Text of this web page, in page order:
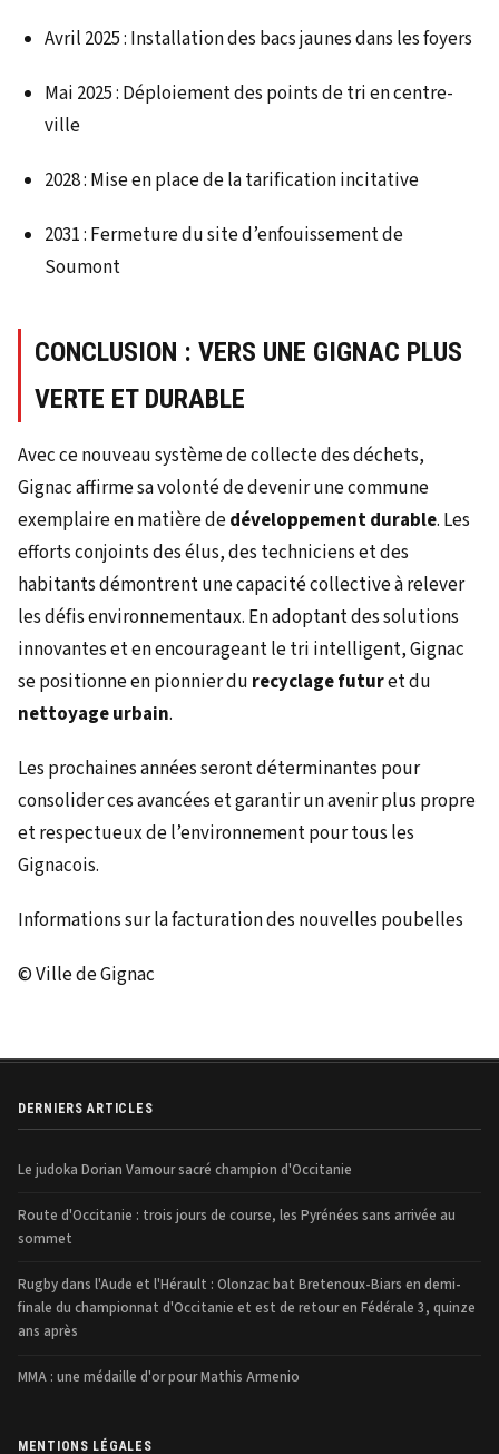
Avril 2025 : Installation des bacs jaunes dans les foyers
Mai 2025 : Déploiement des points de tri en centre-
ville
2028 : Mise en place de la tarification incitative
2031 : Fermeture du site d’enfouissement de
Soumont
CONCLUSION : VERS UNE GIGNAC PLUS
VERTE ET DURABLE
Avec ce nouveau système de collecte des déchets,
Gignac affirme sa volonté de devenir une commune
exemplaire en matière dedéveloppement durable. Les
efforts conjoints des élus, des techniciens et des
habitants démontrent une capacité collective à relever
les défis environnementaux. En adoptant des solutions
innovantes et en encourageant le tri intelligent, Gignac
se positionne en pionnier du recyclage futuret du
nettoyage urbain.
Les prochaines années seront déterminantes pour
consolider ces avancées et garantir un avenir plus propre
et respectueux de l’environnement pour tous les
Gignacois.
Informations sur la facturation des nouvelles poubelles
© Ville de Gignac
DERNIERS ARTICLES
Le judoka Dorian Vamour sacré champion d'Occitanie
Route d'Occitanie : trois jours de course, les Pyrénées sans arrivée au
sommet
Rugby dans l'Aude et l'Hérault : Olonzac bat Bretenoux-Biars en demi-
finale du championnat d'Occitanie et est de retour en Fédérale 3, quinze
ans après
MMA : une médaille d'or pour Mathis Armenio
MENTIONS LÉGALES